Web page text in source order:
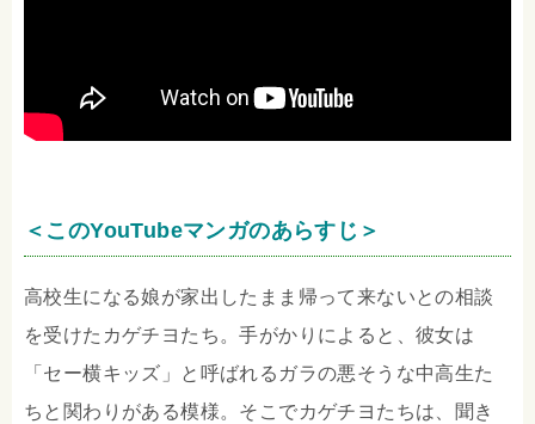
＜このYouTubeマンガのあらすじ＞
高校生になる娘が家出したまま帰って来ないとの相談
を受けたカゲチヨたち。手がかりによると、彼女は
「セー横キッズ」と呼ばれるガラの悪そうな中高生た
ちと関わりがある模様。そこでカゲチヨたちは、聞き